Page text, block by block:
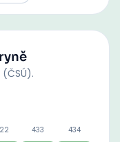
433 434